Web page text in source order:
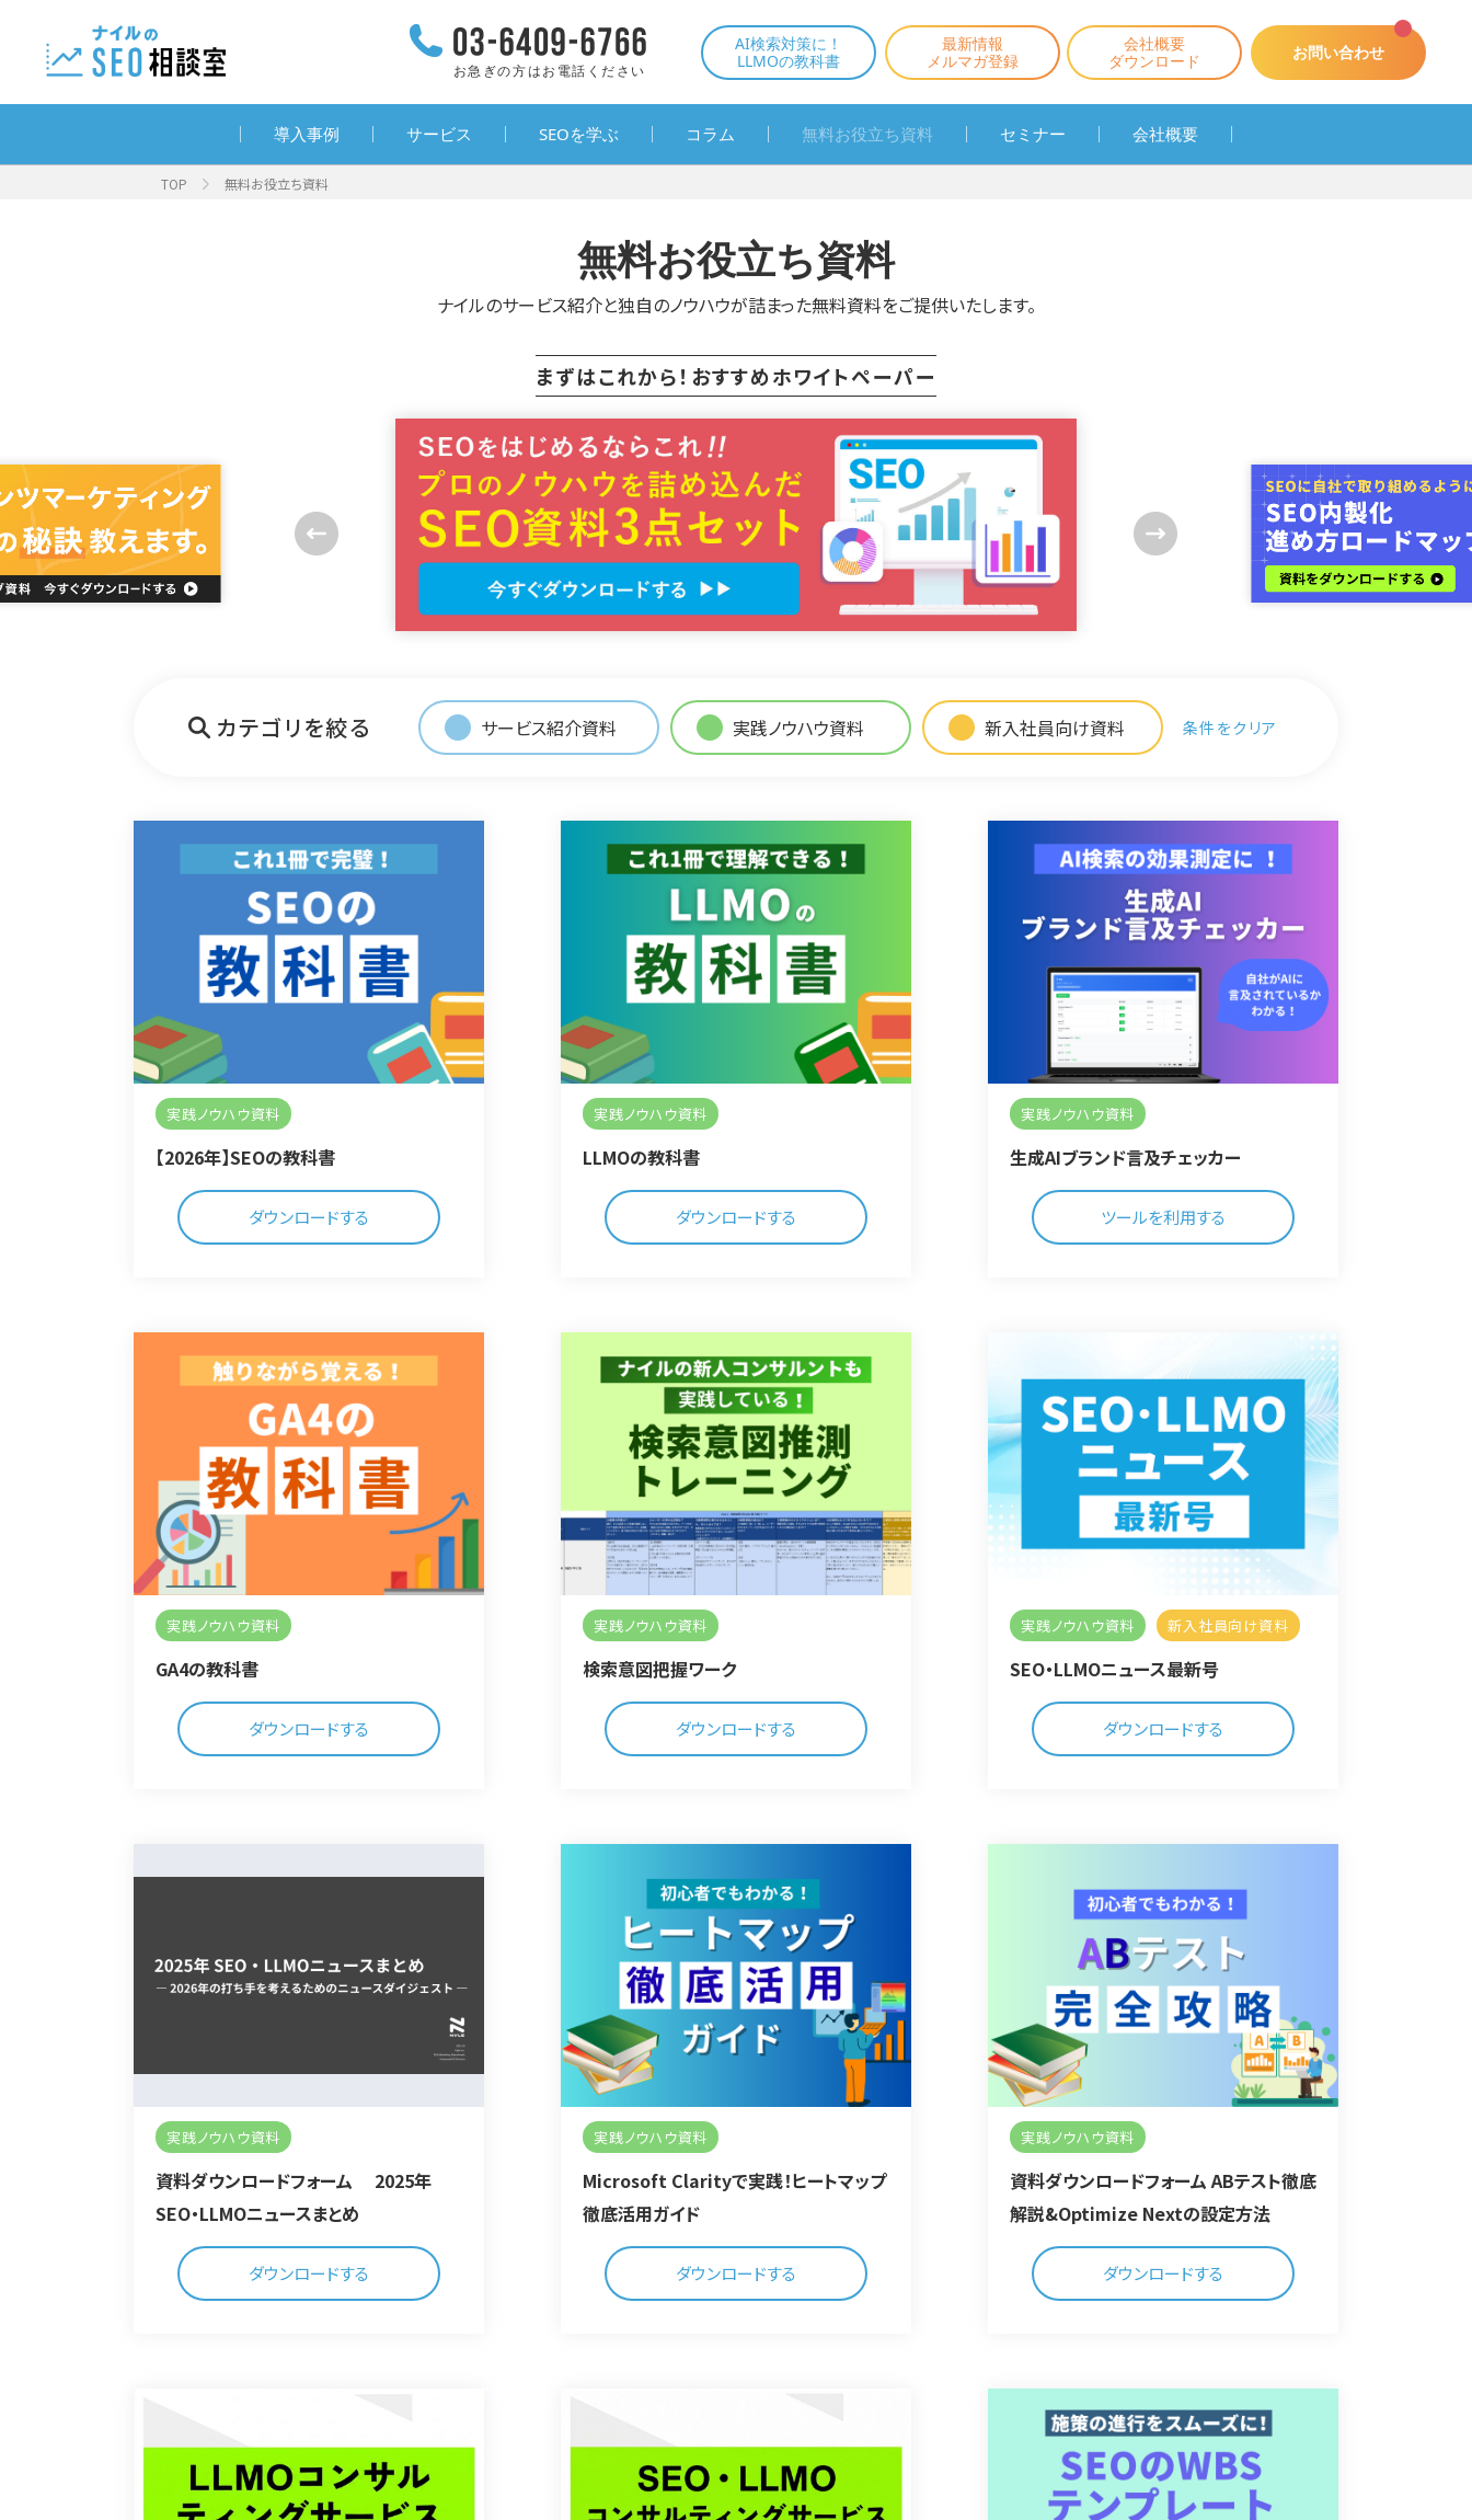
お急ぎの方はお電話ください
AI検索対策に！
LLMOの教科書
最新情報
メルマガ登録
会社概要
ダウンロード
お問い合わせ
導入事例 サービス SEOを学ぶ コラム 無料お役立ち資料 セミナー 会社概要
TOP 無料お役立ち資料
無料お役立ち資料
ナイルのサービス紹介と独自のノウハウが詰まった無料資料をご提供いたします。
まずはこれから！ おすすめホワイトペーパー
カテゴリを絞る サービス紹介資料 実践ノウハウ資料 新入社員向け資料 条件をクリア
実践ノウハウ資料
【2026年】SEOの教科書
ダウンロードする
実践ノウハウ資料
LLMOの教科書
ダウンロードする
実践ノウハウ資料
生成AIブランド言及チェッカー
ツールを利用する
実践ノウハウ資料
GA4の教科書
ダウンロードする
実践ノウハウ資料
検索意図把握ワーク
ダウンロードする
実践ノウハウ資料 新入社員向け資料
SEO・LLMOニュース最新号
ダウンロードする
実践ノウハウ資料
資料ダウンロードフォーム 2025年
SEO・LLMOニュースまとめ
ダウンロードする
実践ノウハウ資料
Microsoft Clarityで実践！ヒートマップ
徹底活用ガイド
ダウンロードする
実践ノウハウ資料
資料ダウンロードフォーム ABテスト徹底
解説&Optimize Nextの設定方法
ダウンロードする